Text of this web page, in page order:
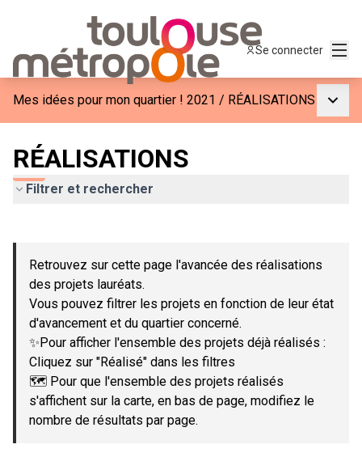
Se connecter
Mes idées pour mon quartier ! 2021 / RÉALISATIONS
RÉALISATIONS
Filtrer et rechercher
−
Retrouvez sur cette page l'avancée des réalisations
des projets lauréats.
Vous pouvez filtrer les projets en fonction de leur état
d'avancement et du quartier concerné.
✨Pour afficher l'ensemble des projets déjà réalisés :
Cliquez sur "Réalisé" dans les filtres
🗺️ Pour que l'ensemble des projets réalisés
s'affichent sur la carte, en bas de page, modifiez le
nombre de résultats par page.